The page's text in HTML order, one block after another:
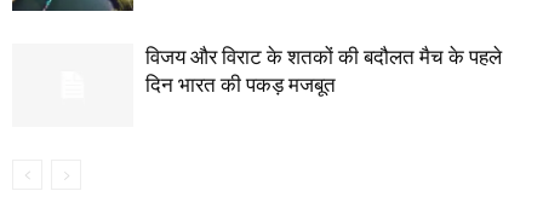
विजय और विराट के शतकों की बदौलत मैच के पहले
दिन भारत की पकड़ मजबूत